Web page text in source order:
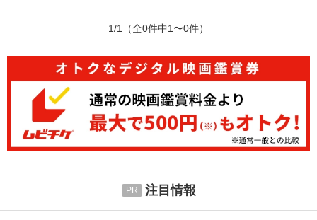
1/1 （全0件中1〜0件）
注目情報